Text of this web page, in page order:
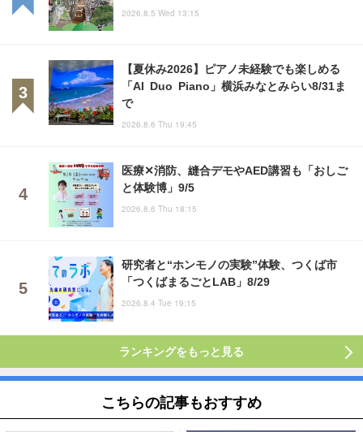
2026.8.5 Wed 13:15
【夏休み2026】ピアノ未経験でも楽しめる
「AI Duo Piano」横浜みなとみらい8/31ま
で
2026.8.6 Thu 19:45
医療✕消防、縫合デモやAED講習も「おしご
と体験博」9/5
2026.8.6 Thu 18:15
研究者と“ホンモノの実験”体験、つくば市
「つくばまるごとLAB」8/29
2026.8.4 Tue 19:15
ランキングをもっと見る
こちらの記事もおすすめ